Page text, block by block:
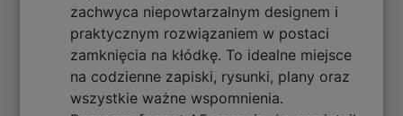
zachwyca niepowtarzalnym designem i
praktycznym rozwiązaniem w postaci
zamknięcia na kłódkę. To idealne miejsce
na codzienne zapiski, rysunki, plany oraz
wszystkie ważne wspomnienia.